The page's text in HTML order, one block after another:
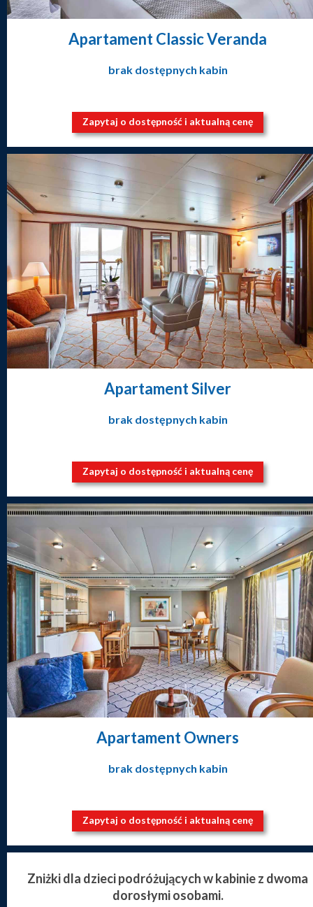
Apartament Classic Veranda
brak dostępnych kabin
Zapytaj o dostępność i aktualną cenę
Apartament Silver
brak dostępnych kabin
Zapytaj o dostępność i aktualną cenę
Apartament Owners
brak dostępnych kabin
Zapytaj o dostępność i aktualną cenę
Zniżki dla dzieci podróżujących w kabinie z dwoma
dorosłymi osobami.